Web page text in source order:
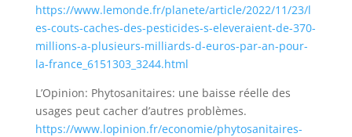
https://www.lemonde.fr/planete/article/2022/11/23/l
es-couts-caches-des-pesticides-s-eleveraient-de-370-
millions-a-plusieurs-milliards-d-euros-par-an-pour-
la-france_6151303_3244.html
L’Opinion: Phytosanitaires: une baisse réelle des
usages peut cacher d’autres problèmes.
https://www.lopinion.fr/economie/phytosanitaires-